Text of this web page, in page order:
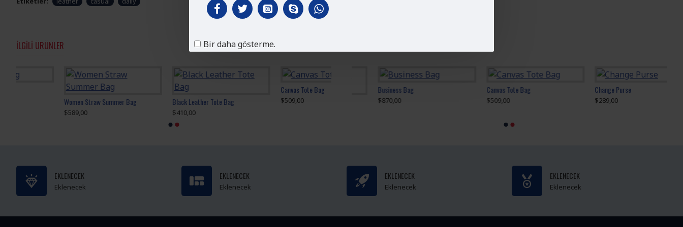
Bir daha gösterme.
İLGILI ÜRÜNLER
Women Straw Summer Bag Black Leather Tote Bag Black Leather Tote Bag
Business Bag Canvas Tote Bag Change Purse
EKLENECEK
Eklenecek
EKLENECEK
Eklenecek
EKLENECEK
Eklenecek
EKLENECEK
Eklenecek